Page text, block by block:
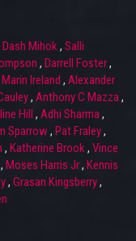
Dash Mihok, Salli
, Darrell Foster,
Marin Ireland , Alexander
, Anthony C Mazza,
Hill , Adhi Sharma,
Sparrow, Pat Fraley,
, Katherine Brook, Vince
, Moses Harris Jr, Kennis
, Grasan Kingsberry,